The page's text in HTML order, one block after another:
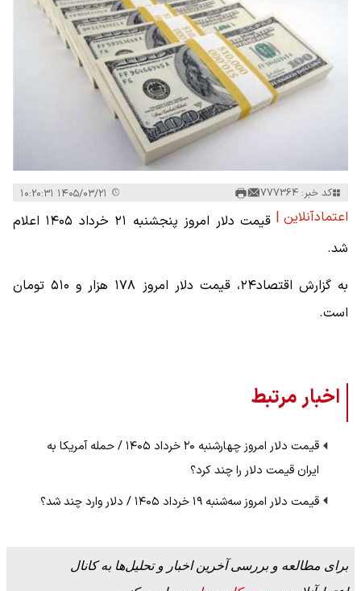
کد خبر: 777364
اعتمادآنلاین |
قیمت دلار امروز پنجشنبه ۲۱ خرداد ۱۴۰۵ اعلام
شد.
به گزارش اقتصاد۲۴، قیمت دلار امروز ۱۷۸ هزار و ۵۱۰ تومان
است.
اخبار مرتبط
قیمت دلار امروز چهارشنبه ۲۰ خرداد ۱۴۰۵ / حمله آمریکا به
ایران قیمت دلار را چند کرد؟
قیمت دلار امروز سه‌شنبه ۱۹ خرداد ۱۴۰۵ / دلار وارد چند شد؟
برای مطالعه و بررسی آخرین اخبار و تحلیل‌ها به کانال